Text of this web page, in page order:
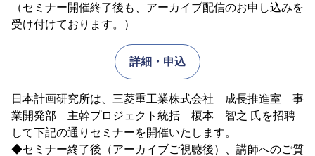
（セミナー開催終了後も、アーカイブ配信のお申し込みを
受け付けております。）
詳細・申込
日本計画研究所は、三菱重工業株式会社 成長推進室 事
業開発部 主幹プロジェクト統括 榎本 智之 氏を招聘
して下記の通りセミナーを開催いたします。
◆セミナー終了後（アーカイブご視聴後）、講師へのご質